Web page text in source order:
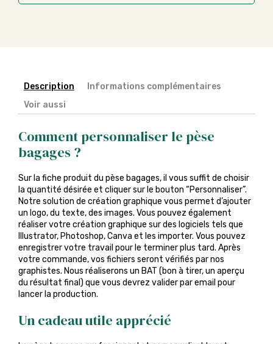
Description
Informations complémentaires
Voir aussi
Comment personnaliser le pèse
bagages ?
Sur la fiche produit du pèse bagages, il vous suffit de choisir
la quantité désirée et cliquer sur le bouton “Personnaliser”.
Notre solution de création graphique vous permet d’ajouter
un logo, du texte, des images. Vous pouvez également
réaliser votre création graphique sur des logiciels tels que
Illustrator, Photoshop, Canva et les importer. Vous pouvez
enregistrer votre travail pour le terminer plus tard. Après
votre commande, vos fichiers seront vérifiés par nos
graphistes. Nous réaliserons un BAT (bon à tirer, un aperçu
du résultat final) que vous devrez valider par email pour
lancer la production.
Un cadeau utile apprécié